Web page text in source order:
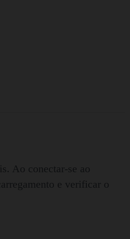
Ao conectar-se ao
e verificar o